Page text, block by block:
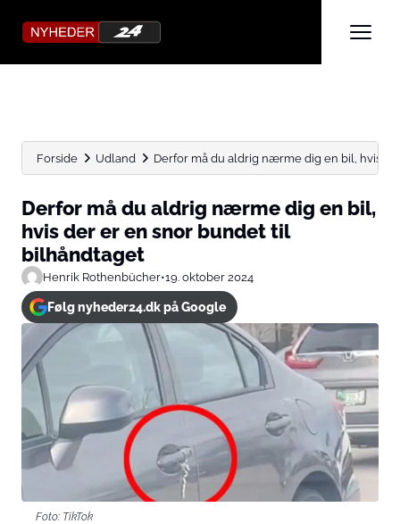
Forside Udland Derfor må du aldrig nærme dig en bil, hvis
Derfor må du aldrig nærme dig en bil,
hvis der er en snor bundet til
bilhåndtaget
Henrik Rothenbücher•19. oktober 2024
Følg nyheder24.dk på Google
Foto: TikTok